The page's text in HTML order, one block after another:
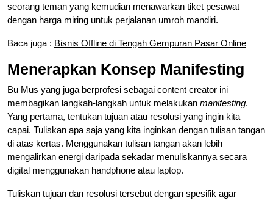
seorang teman yang kemudian menawarkan tiket pesawat
dengan harga miring untuk perjalanan umroh mandiri.
Baca juga : Bisnis Offline di Tengah Gempuran Pasar Online
Menerapkan Konsep Manifesting
Bu Mus yang juga berprofesi sebagai content creator ini
membagikan langkah-langkah untuk melakukan manifesting.
Yang pertama, tentukan tujuan atau resolusi yang ingin kita
capai. Tuliskan apa saja yang kita inginkan dengan tulisan tangan
di atas kertas. Menggunakan tulisan tangan akan lebih
mengalirkan energi daripada sekadar menuliskannya secara
digital menggunakan handphone atau laptop.
Tuliskan tujuan dan resolusi tersebut dengan spesifik agar